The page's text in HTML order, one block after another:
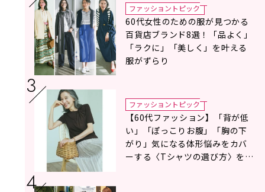
ファッショントピック
60代女性のための服が見つかる
百貨店ブランド8選！「品よく」
「ラクに」「美しく」を叶える
服がずらり
ファッショントピック
【60代ファッション】「背が低
い」「ぽっこりお腹」「胸の下
がり」気になる体形悩みをカバ
ーする〈Tシャツの選び方〉をス